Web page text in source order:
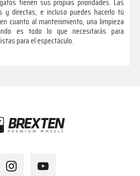
y directas, e incluso puedes hacerlo tú
cuanto al mantenimiento, una limpieza
es todo lo que necesitarás para
para el espectáculo.